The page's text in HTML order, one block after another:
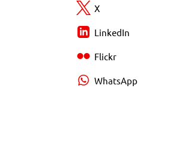
X
LinkedIn
Flickr
WhatsApp